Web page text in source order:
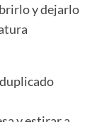
y dejarlo